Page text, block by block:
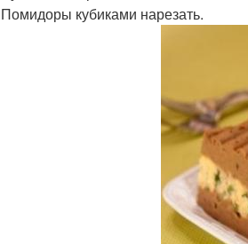
Помидоры кубиками нарезать.